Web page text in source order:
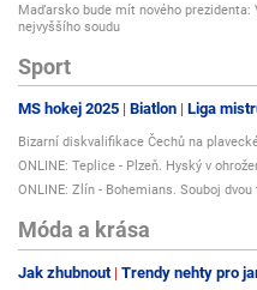
Maďarsko bude mít nového
nejvyššího soudu
Sport
MS hokej 2025 Biatlon Liga
Bizarní diskvalifikace Čechů na
ONLINE: Teplice - Plzeň. Hyský v
ONLINE: Zlín - Bohemians. Souboj
Móda a krása
Jak zhubnout Trendy nehty pro